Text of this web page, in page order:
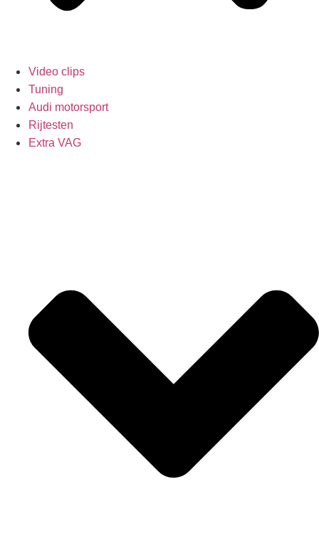
Video clips
Tuning
Audi motorsport
Rijtesten
Extra VAG